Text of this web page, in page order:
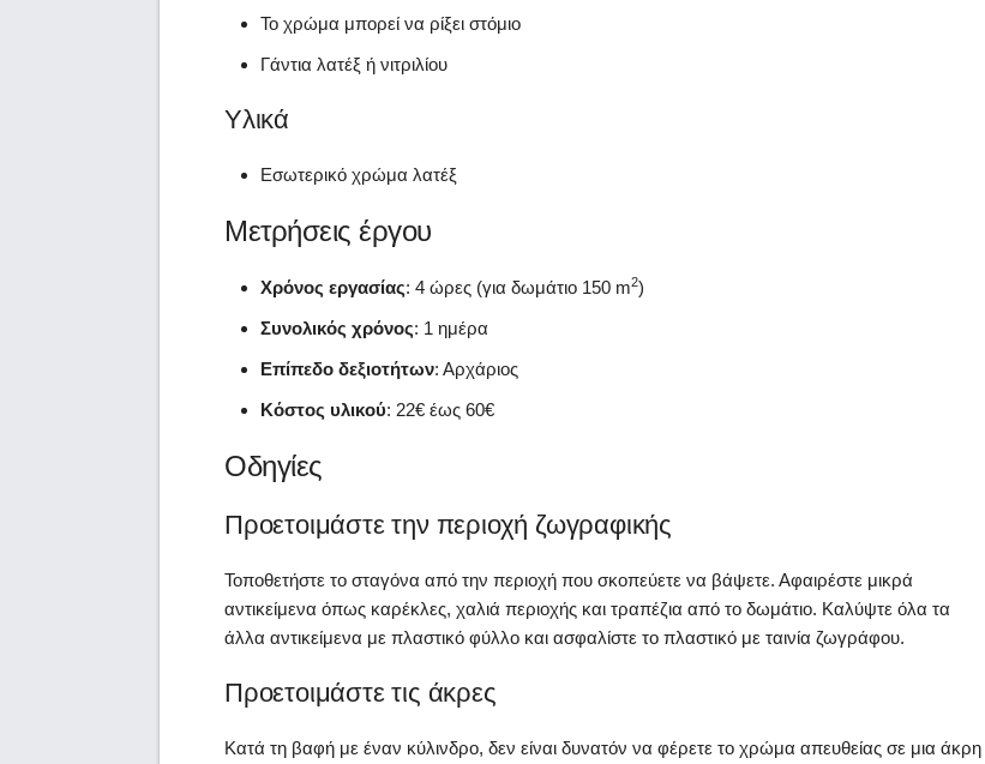
Το χρώμα μπορεί να ρίξει στόμιο
Γάντια λατέξ ή νιτριλίου
Υλικά
Εσωτερικό χρώμα λατέξ
Μετρήσεις έργου
Χρόνος εργασίας: 4 ώρες (για δωμάτιο 150 m2)
Συνολικός χρόνος: 1 ημέρα
Επίπεδο δεξιοτήτων: Αρχάριος
Κόστος υλικού: 22€ έως 60€
Οδηγίες
Προετοιμάστε την περιοχή ζωγραφικής
Τοποθετήστε το σταγόνα από την περιοχή που σκοπεύετε να βάψετε. Αφαιρέστε μικρά
αντικείμενα όπως καρέκλες, χαλιά περιοχής και τραπέζια από το δωμάτιο. Καλύψτε όλα τα
άλλα αντικείμενα με πλαστικό φύλλο και ασφαλίστε το πλαστικό με ταινία ζωγράφου.
Προετοιμάστε τις άκρες
Κατά τη βαφή με έναν κύλινδρο, δεν είναι δυνατόν να φέρετε το χρώμα απευθείας σε μια άκρη